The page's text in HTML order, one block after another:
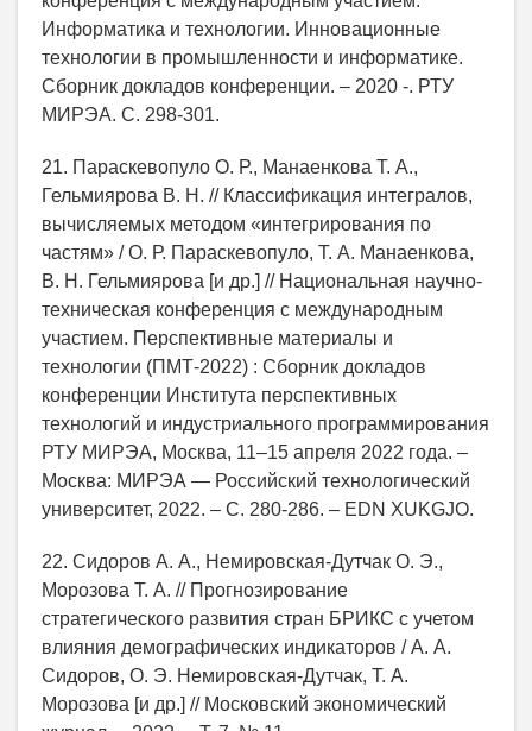
Информатика и технологии. Инновационные
технологии в промышленности и информатике.
Сборник докладов конференции. – 2020 -. РТУ
МИРЭА. С. 298-301.
21. Параскевопуло О. Р., Манаенкова Т. А.,
Гельмиярова В. Н. // Классификация интегралов,
вычисляемых методом «интегрирования по
частям» / О. Р. Параскевопуло, Т. А. Манаенкова,
В. Н. Гельмиярова [и др.] // Национальная научно-
техническая конференция с международным
участием. Перспективные материалы и
технологии (ПМТ-2022) : Сборник докладов
конференции Института перспективных
технологий и индустриального программирования
РТУ МИРЭА, Москва, 11–15 апреля 2022 года. –
Москва: МИРЭА — Российский технологический
университет, 2022. – С. 280-286. – EDN XUKGJO.
22. Сидоров А. А., Немировская-Дутчак О. Э.,
Морозова Т. А. // Прогнозирование
стратегического развития стран БРИКС с учетом
влияния демографических индикаторов / А. А.
Сидоров, О. Э. Немировская-Дутчак, Т. А.
Морозова [и др.] // Московский экономический